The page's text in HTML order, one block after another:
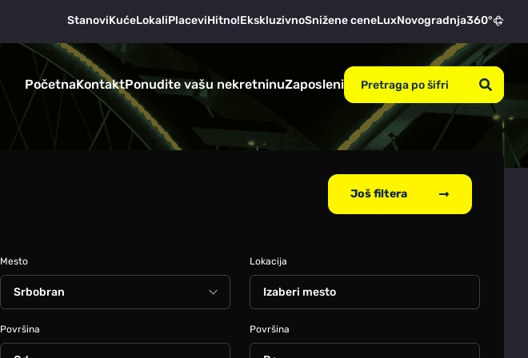
StanoviKućeLokaliPlaceviHitno!EkskluzivnoSnižene ceneLuxNovogradnja360°
PočetnaKontaktPonudite vašu nekretninuZaposleni
Još filtera
Mesto Lokacija
Izaberi mesto
Površina Površina